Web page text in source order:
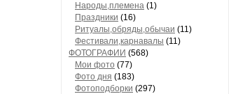
Народы,племена (1)
Праздники (16)
Ритуалы,обряды,обычаи (11)
Фестивали,карнавалы (11)
ФОТОГРАФИИ (568)
Мои фото (77)
Фото дня (183)
Фотоподборки (297)